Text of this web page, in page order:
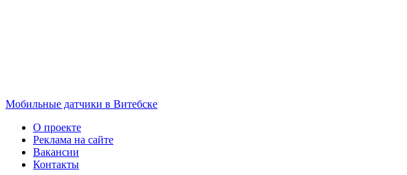
Мобильные датчики в Витебске
О проекте
Реклама на сайте
Вакансии
Контакты